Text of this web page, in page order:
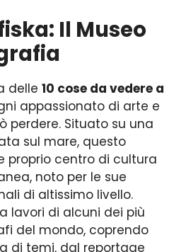
Il Museo
delle 10 cose da vedere a
appassionato di arte e
perdere. Situato su una
sul mare, questo
proprio centro di cultura
noto per le sue
di altissimo livello.
lavori di alcuni dei più
del mondo, coprendo
di temi, dal reportage